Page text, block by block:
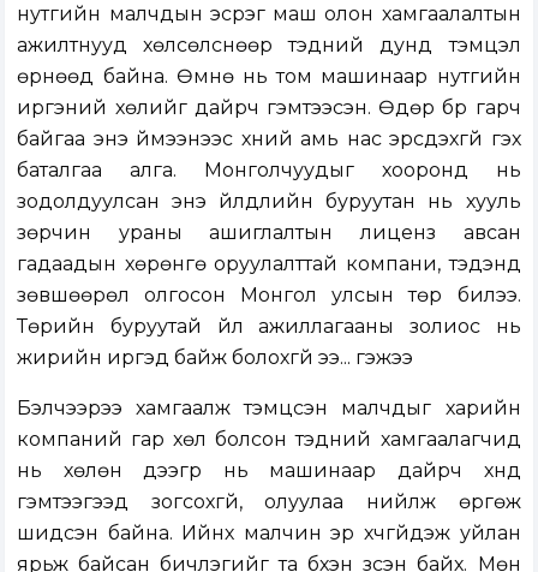
нутгийн малчдын эсрэг маш олон хамгаалалтын
ажилтнууд хөлсөлснөөр тэдний дунд тэмцэл
өрнөөд байна. Өмнө нь том машинаар нутгийн
иргэний хөлийг дайрч гэмтээсэн. Өдөр бүр гарч
байгаа энэ үймээнээс хүний амь нас эрсдэхгүй гэх
баталгаа алга. Монголчуудыг хооронд нь
зодолдуулсан энэ үйлдлийн буруутан нь хууль
зөрчин ураны ашиглалтын лиценз авсан
гадаадын хөрөнгө оруулалттай компани, тэдэнд
зөвшөөрөл олгосон Монгол улсын төр билээ.
Төрийн буруутай үйл ажиллагааны золиос нь
жирийн иргэд байж болохгүй ээ... гэжээ
Бэлчээрээ хамгаалж тэмцсэн малчдыг харийн
компаний гар хөл болсон тэдний хамгаалагчид
нь хөлөн дээгүүр нь машинаар дайрч хүнд
гэмтээгээд зогсохгүй, олуулаа нийлж өргөж
шидсэн байна. Ийнхүү малчин эр хүчгүйдэж уйлан
ярьж байсан бичлэгийг та бүхэн үзсэн байх. Мөн